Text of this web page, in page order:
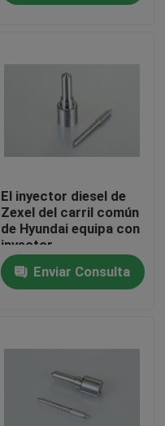
El inyector diesel de
Zexel del carril común
de Hyundai equipa con
inyector
DLLA160PN141
1050171410
Enviar Consulta